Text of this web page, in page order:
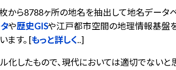
から8788ヶ所の地名を抽出して地名データ
や歴史GISや江戸都市空間の地理情報基盤
ます。 [もっと詳しく..]
化したもので、現代においては適切でないと